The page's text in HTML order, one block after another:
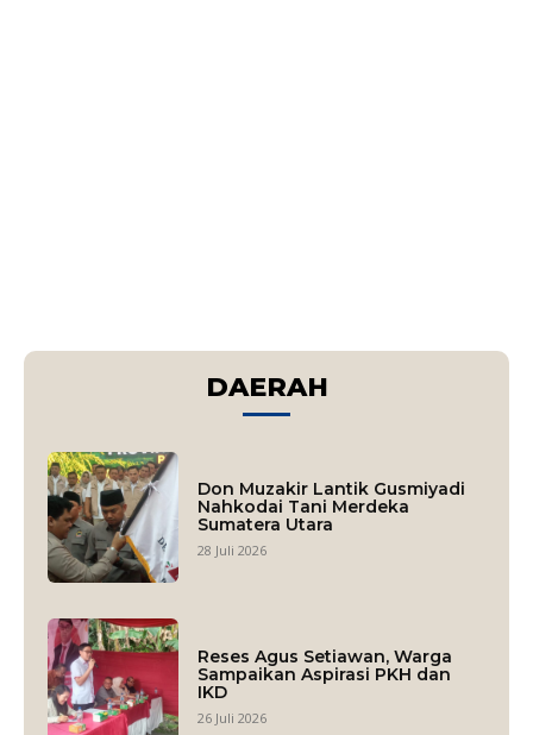
DAERAH
Don Muzakir Lantik Gusmiyadi
Nahkodai Tani Merdeka
Sumatera Utara
28 Juli 2026
Reses Agus Setiawan, Warga
Sampaikan Aspirasi PKH dan
IKD
26 Juli 2026